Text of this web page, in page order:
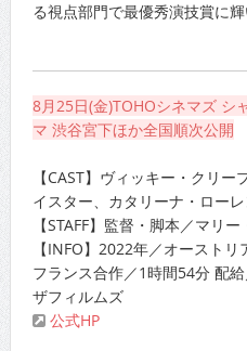
る視点部門で最優秀演技賞に輝
8月25日(金)TOHOシネマズ
マ 渋谷宮下ほか全国順次公開
【CAST】ヴィッキー・クリ
イスター、カタリーナ・ロー
【STAFF】監督・脚本／マリ
【INFO】2022年／オースト
フランス合作／1時間54分 配
ザフィルムズ
公式HP